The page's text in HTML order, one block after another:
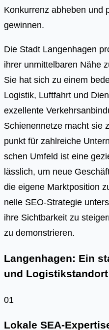
Konkurrenz abheben und
gewinnen.
Die Stadt Lan­gen­ha­gen
ihrer unmit­tel­ba­ren Nähe
Sie hat sich zu einem
Logis­tik, Luft­fahrt und
exzel­len­te
Schie­nen­net­ze macht sie
punkt für zahl­rei­che
schen Umfeld ist eine
läss­lich, um neue
die eige­ne Markt­po­si­ti­on
nel­le SEO-Stra­te­gie
ihre Sicht­bar­keit zu
zu demons­trie­ren.
Langenhagen: Ein
und Logistikstandort
01
Lokale SEA-